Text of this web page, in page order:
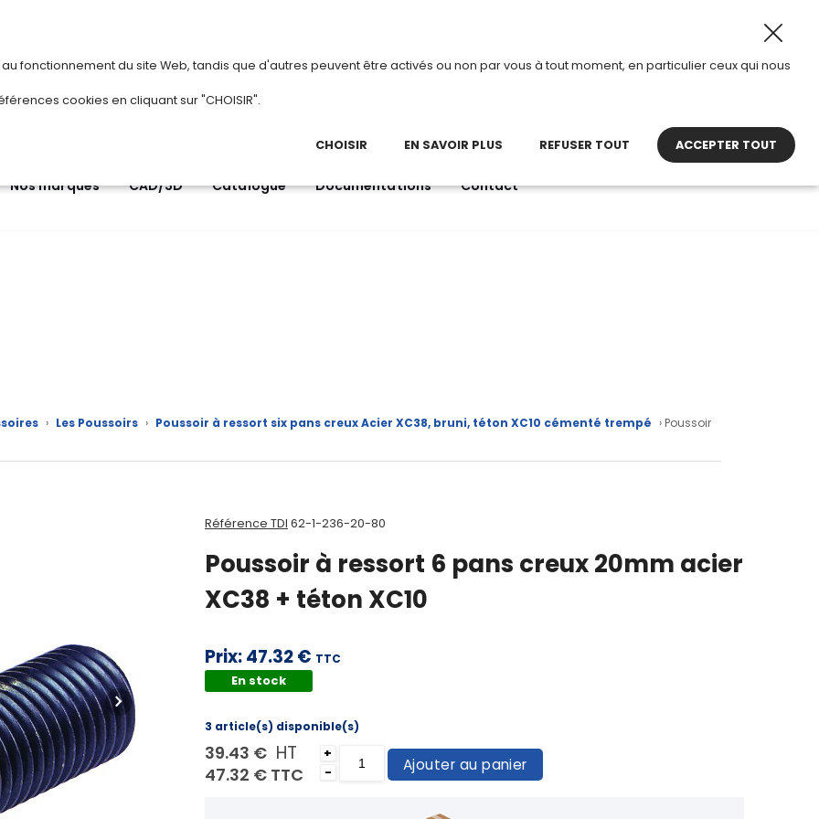
Du 3 au 28 août 2026, TDI passe en mode été. • Horaires d’ouverture :
Nos marques CAD/3D Catalogue Documentations Contact
› Les Poussoirs › Poussoir à ressort six pans creux Acier XC38, bruni, téton XC10 cémenté trempé › Poussoir
Référence TDI 62-1-236-20-80
Poussoir à ressort 6 pans creux 20mm acier
XC38 + téton XC10
Prix:47.32 € TTC
En stock
3 article(s) disponible(s)
39.43 € HT
47.32 € TTC
+
-
Ajouter au panier
fonctionnement du site Web, tandis que d'autres peuvent être activés ou non par vous à tout moment, en particulier ceux qui nous
cookies en cliquant sur "CHOISIR".
CHOISIR EN SAVOIR PLUS REFUSER TOUT ACCEPTER TOUT